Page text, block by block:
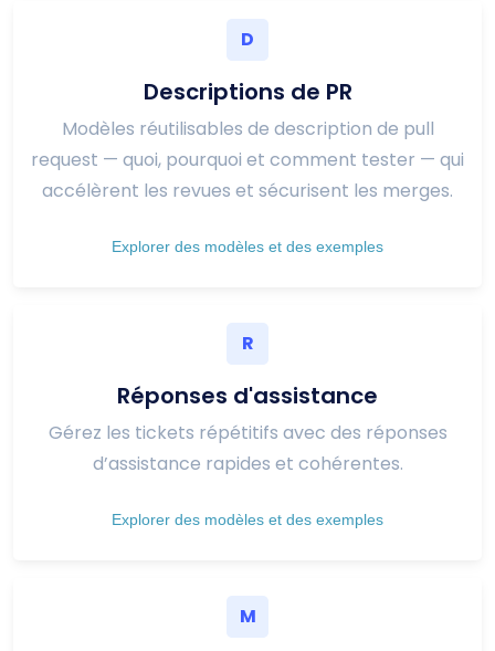
D
Descriptions de PR
Modèles réutilisables de description de pull
request — quoi, pourquoi et comment tester — qui
accélèrent les revues et sécurisent les merges.
Explorer des modèles et des exemples
R
Réponses d'assistance
Gérez les tickets répétitifs avec des réponses
d’assistance rapides et cohérentes.
Explorer des modèles et des exemples
M